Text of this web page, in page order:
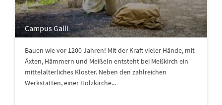
Campus Galli
Bauen wie vor 1200 Jahren! Mit der Kraft vieler Hände, mit
Äxten, Hämmern und Meißeln entsteht bei Meßkirch ein
mittelalterliches Kloster. Neben den zahlreichen
Werkstätten, einer Holzkirche...